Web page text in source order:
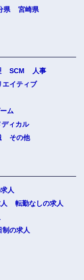
県
宮崎県
SCM
人事
エイティブ
ム
ディカル
その他
人
転勤なしの求人
制の求人